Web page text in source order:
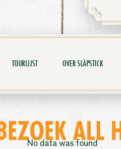
TOURLIJST OVER SLÄPSTICK
BEZOEK ALL
No data was found